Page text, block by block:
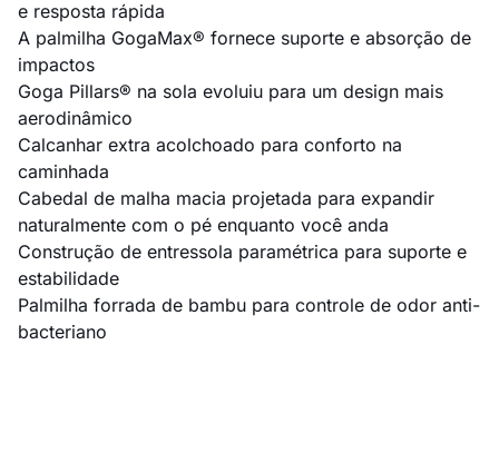
e resposta rápida
A palmilha GogaMax® fornece suporte e absorção de
impactos
Goga Pillars® na sola evoluiu para um design mais
aerodinâmico
Calcanhar extra acolchoado para conforto na
caminhada
Cabedal de malha macia projetada para expandir
naturalmente com o pé enquanto você anda
Construção de entressola paramétrica para suporte e
estabilidade
Palmilha forrada de bambu para controle de odor anti-
bacteriano